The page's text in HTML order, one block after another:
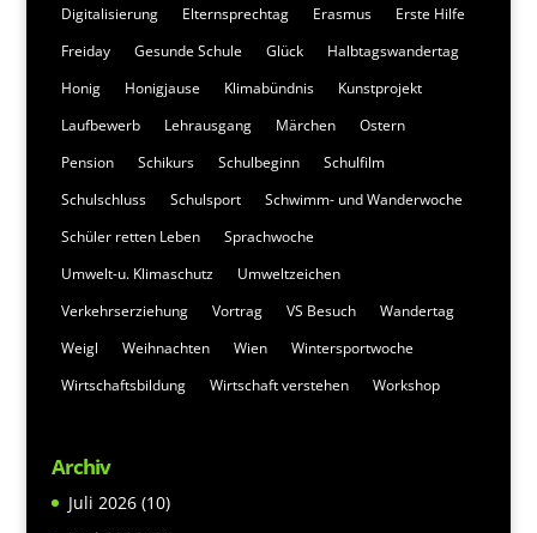
Digitalisierung Elternsprechtag Erasmus
Erste Hilfe
Freiday
Gesunde Schule Glück
Halbtagswandertag
Honig
Honigjause Klimabündnis
Kunstprojekt
Laufbewerb
Lehrausgang Märchen
Ostern
Pension
Schikurs Schulbeginn
Schulfilm
Schulschluss
Schulsport
Schwimm- und Wanderwoche
Schüler retten Leben
Sprachwoche
Umwelt-u. Klimaschutz
Umweltzeichen
Verkehrserziehung
Vortrag VS Besuch
Wandertag
Weigl
Weihnachten Wien
Wintersportwoche
Wirtschaftsbildung
Wirtschaft verstehen Workshop
Archiv
Juli 2026(10)